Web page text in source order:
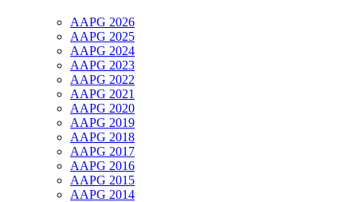
AAPG 2026
AAPG 2025
AAPG 2024
AAPG 2023
AAPG 2022
AAPG 2021
AAPG 2020
AAPG 2019
AAPG 2018
AAPG 2017
AAPG 2016
AAPG 2015
AAPG 2014